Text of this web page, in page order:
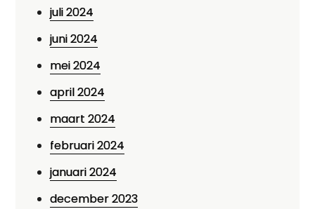
juli 2024
juni 2024
mei 2024
april 2024
maart 2024
februari 2024
januari 2024
december 2023